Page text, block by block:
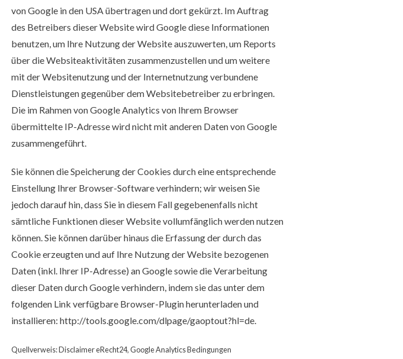
von Google in den USA übertragen und dort gekürzt. Im Auftrag
des Betreibers dieser Website wird Google diese Informationen
benutzen, um Ihre Nutzung der Website auszuwerten, um Reports
über die Websiteaktivitäten zusammenzustellen und um weitere
mit der Websitenutzung und der Internetnutzung verbundene
Dienstleistungen gegenüber dem Websitebetreiber zu erbringen.
Die im Rahmen von Google Analytics von Ihrem Browser
übermittelte IP-Adresse wird nicht mit anderen Daten von Google
zusammengeführt.
Sie können die Speicherung der Cookies durch eine entsprechende
Einstellung Ihrer Browser-Software verhindern; wir weisen Sie
jedoch darauf hin, dass Sie in diesem Fall gegebenenfalls nicht
sämtliche Funktionen dieser Website vollumfänglich werden nutzen
können. Sie können darüber hinaus die Erfassung der durch das
Cookie erzeugten und auf Ihre Nutzung der Website bezogenen
Daten (inkl. Ihrer IP-Adresse) an Google sowie die Verarbeitung
dieser Daten durch Google verhindern, indem sie das unter dem
folgenden Link verfügbare Browser-Plugin herunterladen und
installieren: http://tools.google.com/dlpage/gaoptout?hl=de.
Quellverweis:Disclaimer eRecht24,Google Analytics Bedingungen